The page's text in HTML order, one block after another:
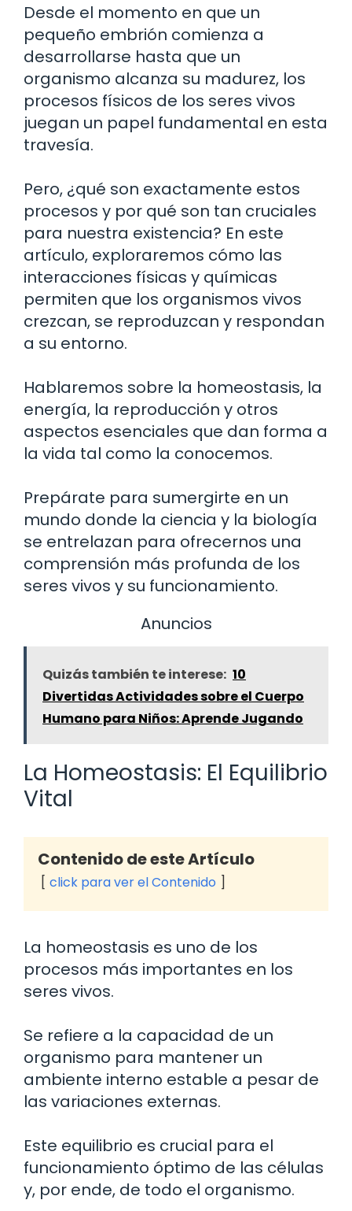
Desde el momento en que un
pequeño embrión comienza a
desarrollarse hasta que un
organismo alcanza su madurez, los
procesos físicos de los seres vivos
juegan un papel fundamental en esta
travesía.
Pero, ¿qué son exactamente estos
procesos y por qué son tan cruciales
para nuestra existencia? En este
artículo, exploraremos cómo las
interacciones físicas y químicas
permiten que los organismos vivos
crezcan, se reproduzcan y respondan
a su entorno.
Hablaremos sobre la homeostasis, la
energía, la reproducción y otros
aspectos esenciales que dan forma a
la vida tal como la conocemos.
Prepárate para sumergirte en un
mundo donde la ciencia y la biología
se entrelazan para ofrecernos una
comprensión más profunda de los
seres vivos y su funcionamiento.
Anuncios
Quizás también te interese: 10
Divertidas Actividades sobre el Cuerpo
Humano para Niños: Aprende Jugando
La Homeostasis: El Equilibrio
Vital
Contenido de este Artículo
click para ver el Contenido
La homeostasis es uno de los
procesos más importantes en los
seres vivos.
Se refiere a la capacidad de un
organismo para mantener un
ambiente interno estable a pesar de
las variaciones externas.
Este equilibrio es crucial para el
funcionamiento óptimo de las células
y, por ende, de todo el organismo.